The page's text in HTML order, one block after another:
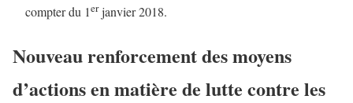
compter du 1erjanvier 2018.
Nouveau renforcement des moyens
d’actions en matière de lutte contre les